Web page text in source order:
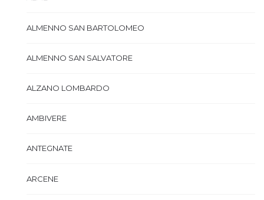
ALMENNO SAN BARTOLOMEO
ALMENNO SAN SALVATORE
ALZANO LOMBARDO
AMBIVERE
ANTEGNATE
ARCENE